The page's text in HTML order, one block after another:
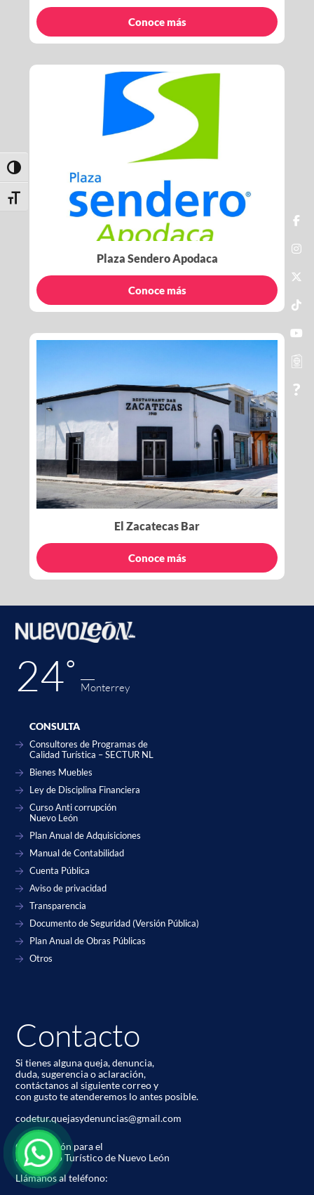
Toggle High Contrast
Toggle Font size
Conoce más
Plaza Sendero Apodaca
Conoce más
El Zacatecas Bar
Conoce más
24˚ Monterrey
CONSULTA
Consultores de Programas de
Calidad Turística – SECTUR NL
Bienes Muebles
Ley de Disciplina Financiera
Curso Anti corrupción
Nuevo León
Plan Anual de Adquisiciones
Manual de Contabilidad
Cuenta Pública
Aviso de privacidad
Transparencia
Documento de Seguridad (Versión Pública)
Plan Anual de Obras Públicas
Otros
Contacto
Si tienes alguna queja, denuncia,
duda, sugerencia o aclaración,
contáctanos al siguiente correo y
con gusto te atenderemos lo antes posible.
codetur.quejasydenuncias@gmail.com
Corporación para el
Desarrollo Turístico de Nuevo León
Llámanos al teléfono: